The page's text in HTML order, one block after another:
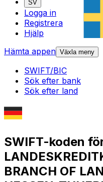
SV
Logga in
Registrera
Hjälp
Hämta appen Växla meny
SWIFT/BIC
Sök efter bank
Sök efter land
SWIFT-koden
BRANCH OF